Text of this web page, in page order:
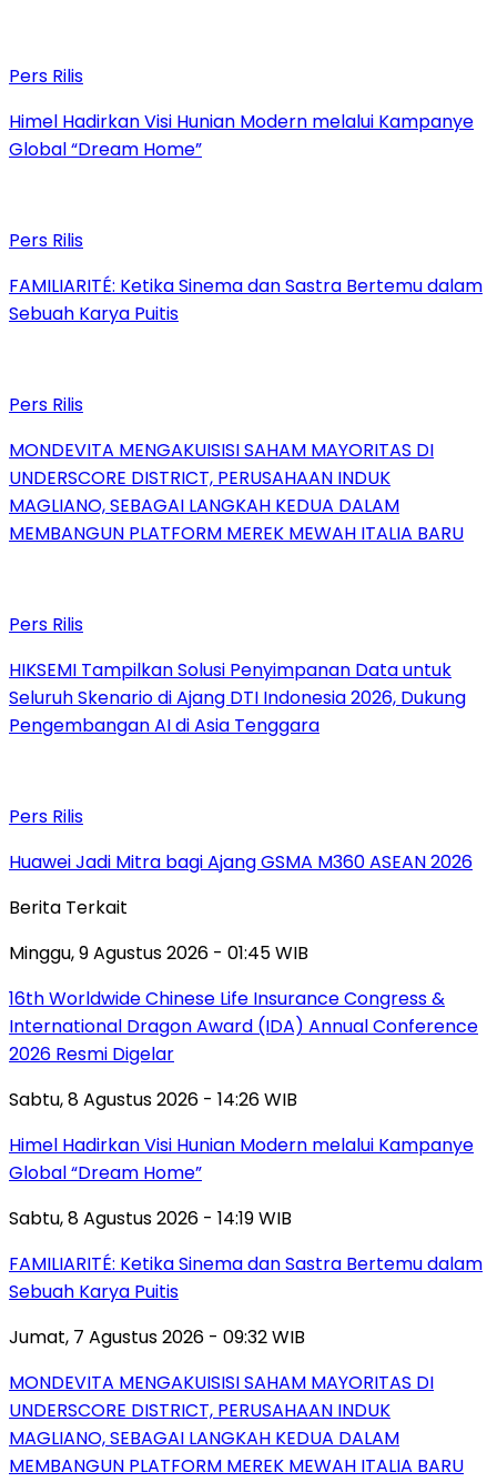
Pers Rilis
Himel Hadirkan Visi Hunian Modern melalui Kampanye
Global “Dream Home”
Pers Rilis
FAMILIARITÉ: Ketika Sinema dan Sastra Bertemu dalam
Sebuah Karya Puitis
Pers Rilis
MONDEVITA MENGAKUISISI SAHAM MAYORITAS DI
UNDERSCORE DISTRICT, PERUSAHAAN INDUK
MAGLIANO, SEBAGAI LANGKAH KEDUA DALAM
MEMBANGUN PLATFORM MEREK MEWAH ITALIA BARU
Pers Rilis
HIKSEMI Tampilkan Solusi Penyimpanan Data untuk
Seluruh Skenario di Ajang DTI Indonesia 2026, Dukung
Pengembangan AI di Asia Tenggara
Pers Rilis
Huawei Jadi Mitra bagi Ajang GSMA M360 ASEAN 2026
Berita Terkait
Minggu, 9 Agustus 2026 - 01:45 WIB
16th Worldwide Chinese Life Insurance Congress &
International Dragon Award (IDA) Annual Conference
2026 Resmi Digelar
Sabtu, 8 Agustus 2026 - 14:26 WIB
Himel Hadirkan Visi Hunian Modern melalui Kampanye
Global “Dream Home”
Sabtu, 8 Agustus 2026 - 14:19 WIB
FAMILIARITÉ: Ketika Sinema dan Sastra Bertemu dalam
Sebuah Karya Puitis
Jumat, 7 Agustus 2026 - 09:32 WIB
MONDEVITA MENGAKUISISI SAHAM MAYORITAS DI
UNDERSCORE DISTRICT, PERUSAHAAN INDUK
MAGLIANO, SEBAGAI LANGKAH KEDUA DALAM
MEMBANGUN PLATFORM MEREK MEWAH ITALIA BARU